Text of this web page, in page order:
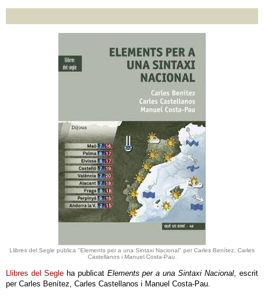
Llibres del Segle publica "Elements per a una Sintaxi Nacional" per Carles Benítez, Carles
Castellanos i Manuel Costa-Pau.
Llibres del Segleha publicat Elements per a una Sintaxi Nacional, escrit
per Carles Benítez, Carles Castellanos i Manuel Costa-Pau.